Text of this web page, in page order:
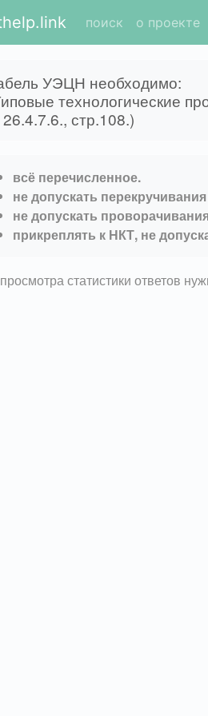
поиск о проекте
УЭЦН необходимо:
технологические
26.4.7.6., стр.108.)
всё перечисленное.
не допускать
не допускать
прикреплять к НКТ, не
статистики ответов